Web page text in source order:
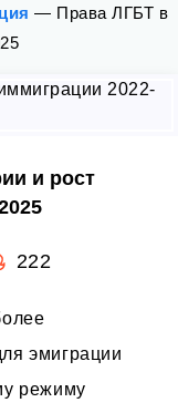
— Права ЛГБТ в
и рост
222
эмиграции
режиму